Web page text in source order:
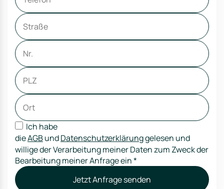
Ich habe
dieAGBundDatenschutzerklärunggelesen und
willige der Verarbeitung meiner Daten zum Zweck der
Bearbeitung meiner Anfrage ein*
Jetzt Anfrage senden